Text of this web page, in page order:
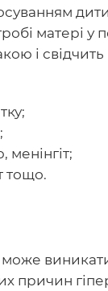
матері у
і
менінгіт;
тощо.
може
причин